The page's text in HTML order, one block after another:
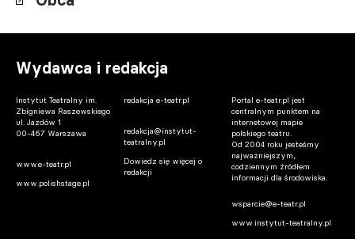
Wydawca i redakcja
Instytut Teatralny im.
Zbigniewa Raszewskiego
ul. Jazdów 1
00-467 Warszawa
www.e-teatr.pl
www.polishstage.pl
redakcja e-teatr.pl
redakcja@instytut-
teatralny.pl
Dowiedz się więcej o
redakcji
Portal e-teatr.pl jest
centralnym punktem na
internetowej mapie
polskiego teatru.
Od 2004 roku jesteśmy
najważniejszym,
codziennym źródłem
informacji dla środowiska.
wsparcie@e-teatr.pl
www.instytut-teatralny.pl